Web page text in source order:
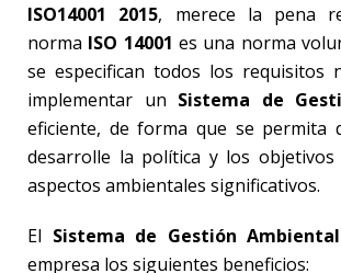
ISO14001 2015, merece la pena
norma ISO 14001 es una norma
se especifican todos los requisitos
implementar un Sistema de
eficiente, de forma que se permita
desarrolle la política y los
aspectos ambientales significativos.
El Sistema de Gestión Ambiental
empresa los siguientes beneficios: